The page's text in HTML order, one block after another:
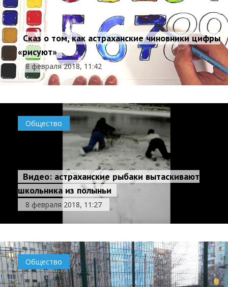
Сказ о том, как астраханские чиновники цифры
«рисуют»
8 февраля 2018, 11:42
Общество
Видео: астраханские рыбаки вытаскивают
школьника из полыньи
8 февраля 2018, 11:27
Общество